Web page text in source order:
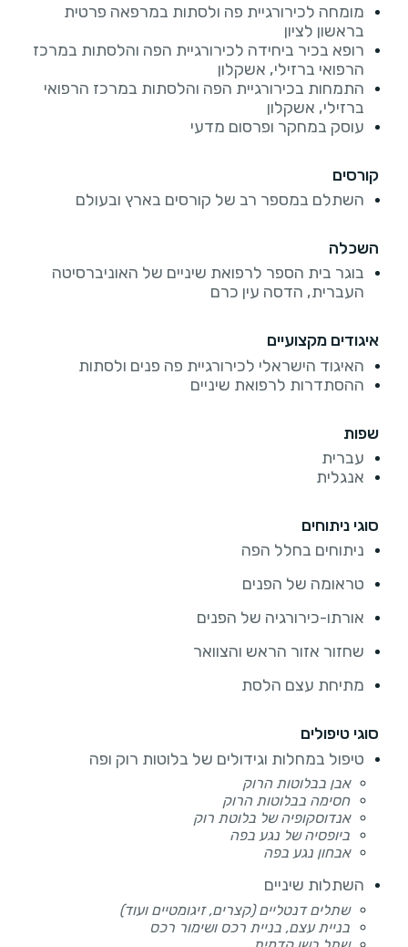
מומחה לכירורגיית פה ולסתות במרפאה פרטית
בראשון לציון
רופא בכיר ביחידה לכירורגיית הפה והלסתות במרכז
הרפואי ברזילי, אשקלון
התמחות בכירורגיית הפה והלסתות במרכז הרפואי
ברזילי, אשקלון
עוסק במחקר ופרסום מדעי
קורסים
השתלם במספר רב של קורסים בארץ ובעולם
השכלה
בוגר בית הספר לרפואת שיניים של האוניברסיטה
העברית, הדסה עין כרם
איגודים מקצועיים
האיגוד הישראלי לכירורגיית פה פנים ולסתות
ההסתדרות לרפואת שיניים
שפות
עברית
אנגלית
סוגי ניתוחים
ניתוחים בחלל הפה
טראומה של הפנים
אורתו-כירורגיה של הפנים
שחזור אזור הראש והצוואר
מתיחת עצם הלסת
סוגי טיפולים
טיפול במחלות וגידולים של בלוטות רוק ופה
אבן בבלוטות הרוק
חסימה בבלוטות הרוק
אנדוסקופיה של בלוטת רוק
ביופסיה של נגע בפה
אבחון נגע בפה
השתלות שיניים
שתלים דנטליים (קצרים, זיגומטיים ועוד)
בניית עצם, בניית רכס ושימור רכס